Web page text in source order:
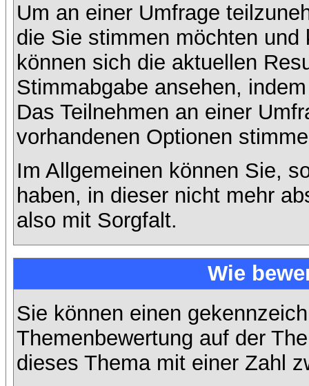
Um an einer Umfrage
die Sie stimmen möchten
können sich die aktuellen
Stimmabgabe ansehen,
Das Teilnehmen an einer
vorhandenen Optionen
Im Allgemeinen können Sie,
haben, in dieser nicht mehr
also mit Sorgfalt.
Wie
Sie können einen
Themenbewertung auf der
dieses Thema mit einer Zahl